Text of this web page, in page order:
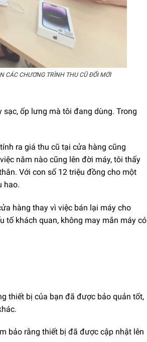
CÁC CHƯƠNG TRÌNH THU CŨ ĐỔI MỚI
sạc, ốp lưng mà tôi đang dùng. Trong
ra giá thu cũ tại cửa hàng cũng
năm nào cũng lên đời máy, tôi thấy
Với con số 12 triệu đồng cho một
hao.
hàng thay vì việc bán lại máy cho
tố khách quan, không may mắn máy có
thiết bị của bạn đã được bảo quản tốt,
bảo rằng thiết bị đã được cập nhật lên